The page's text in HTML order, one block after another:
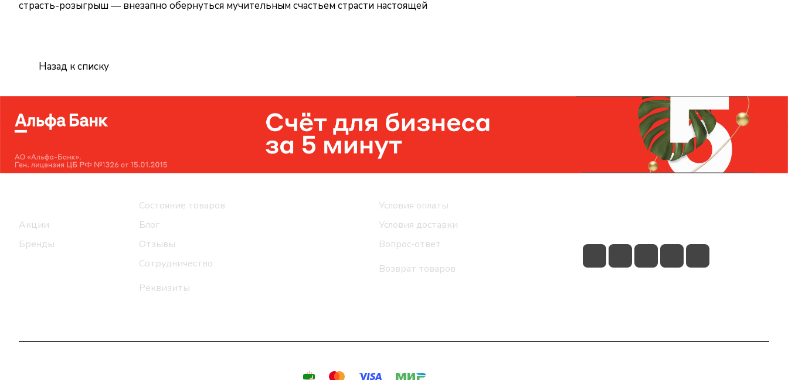
страсть-розыгрыш — внезапно обернуться мучительным счастьем страсти настоящей
Назад к списку
Акции
Бренды
Состояние товаров
Блог
Отзывы
Сотрудничество
Реквизиты
Условия оплаты
Условия доставки
Вопрос-ответ
Возврат товаров